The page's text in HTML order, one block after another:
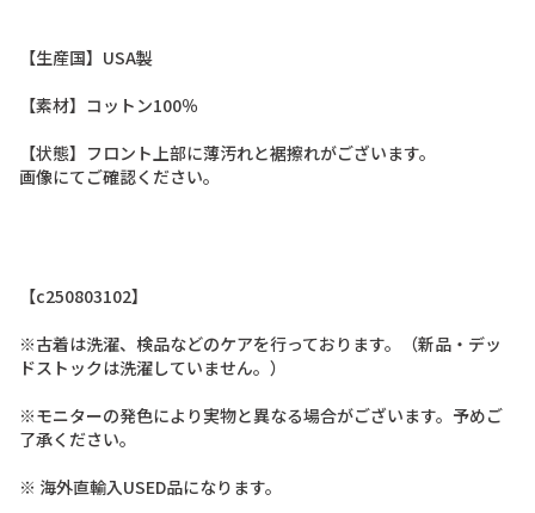
【生産国】 USA製
【素材】 コ ッ ト ン100％
【状態】 フ ロン ト上部に薄汚れと裾擦れがございます。
画像にてご確認く ださい。
【c250803102】
※古着は洗濯、 検品などのケアを行っており ます。 （新品 ・ デッ
ドス ト ックは洗濯していません。 ）
※モニターの発色によ り実物と異なる場合がございます。 予めご
了承く ださい。
※ 海外直輸入USED品になり ます。